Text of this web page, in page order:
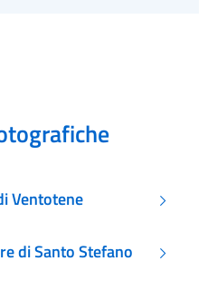
Ventotene
di Santo Stefano